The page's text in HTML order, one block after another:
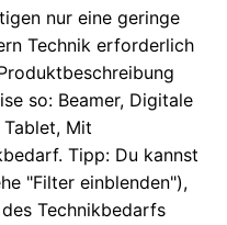
nur eine geringe
Technik erforderlich
so: Beamer, Digitale
Mit
Tipp: Du kannst
"Filter einblenden"),
Technikbedarfs